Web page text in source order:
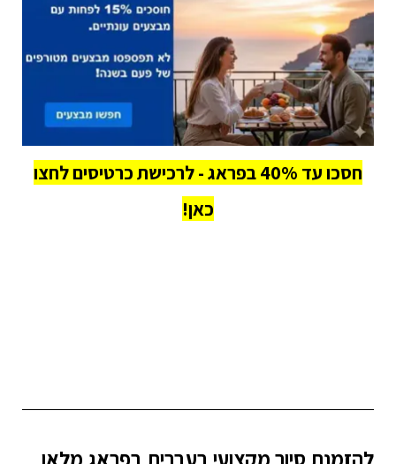
חסכו עד 40% בפראג - לרכישת כרטיסים לחצו
כאן!